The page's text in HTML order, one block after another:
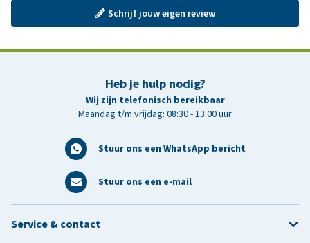
Schrijf jouw eigen review
Heb je hulp nodig?
Wij zijn telefonisch bereikbaar
Maandag t/m vrijdag: 08:30 - 13:00 uur
Stuur ons een WhatsApp bericht
Stuur ons een e-mail
Service & contact